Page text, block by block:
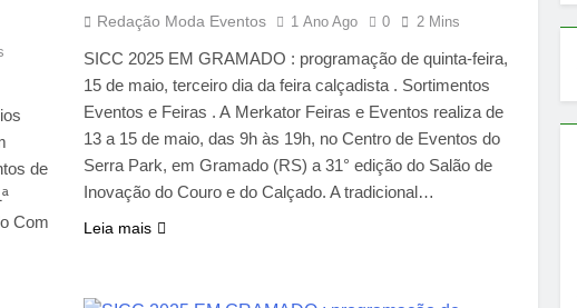
de
Com
Redação Moda Eventos 1 Ano Ago 0 2 Mins
SICC 2025 EM GRAMADO : programação de quinta-feira,
15 de maio, terceiro dia da feira calçadista . Sortimentos
Eventos e Feiras . A Merkator Feiras e Eventos realiza de
13 a 15 de maio, das 9h às 19h, no Centro de Eventos do
Serra Park, em Gramado (RS) a 31° edição do Salão de
Inovação do Couro e do Calçado. A tradicional…
Leia mais